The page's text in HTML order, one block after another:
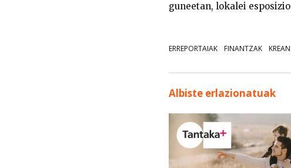
guneetan, lokalei
ERREPORTAIAK FINANTZAK KREAN
Albiste erlazionatuak